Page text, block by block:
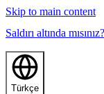
Skip to main content
Saldırı altında mısınız?
Türkçe